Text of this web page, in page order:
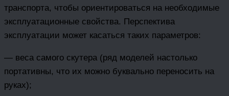
транспорта, чтобы ориентироваться на необходимые
эксплуатационные свойства. Перспектива
эксплуатации может касаться таких параметров:
— веса самого скутера (ряд моделей настолько
портативны, что их можно буквально переносить на
руках);